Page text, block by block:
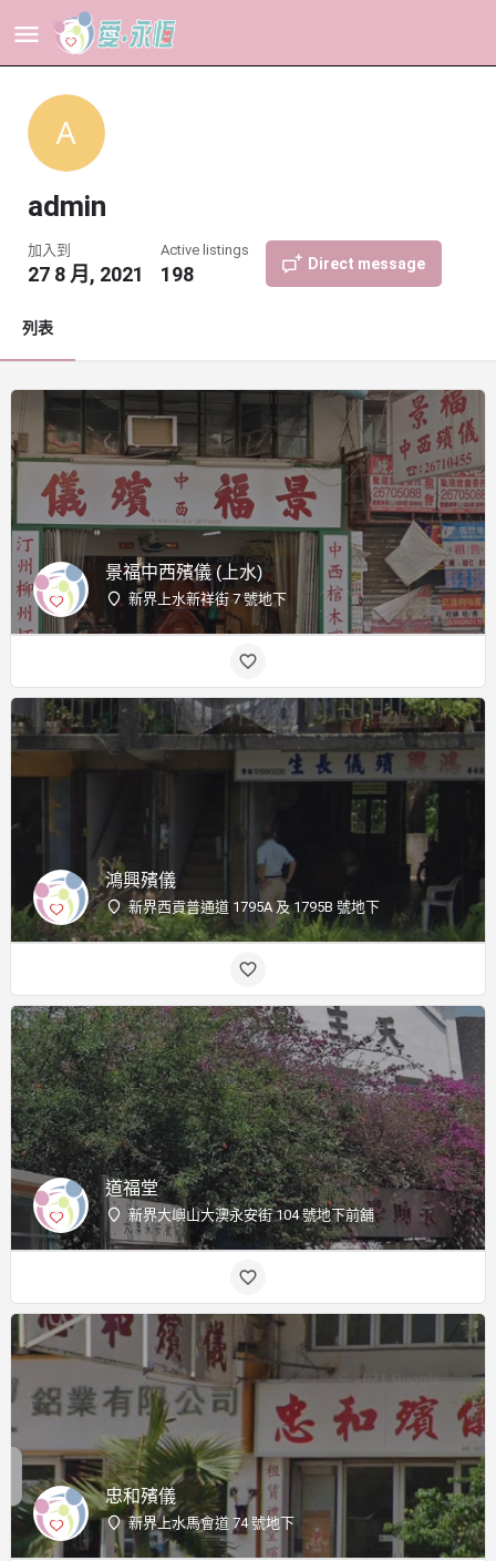
admin
加入到
27 8 月, 2021
Active listings
198 Direct message
列表
景福中西殯儀 (上水)
新界上水新祥街 7 號地下
鴻興殯儀
新界西貢普通道 1795A 及 1795B 號地下
道福堂
新界大嶼山大澳永安街 104 號地下前舖
忠和殯儀
新界上水馬會道 74 號地下